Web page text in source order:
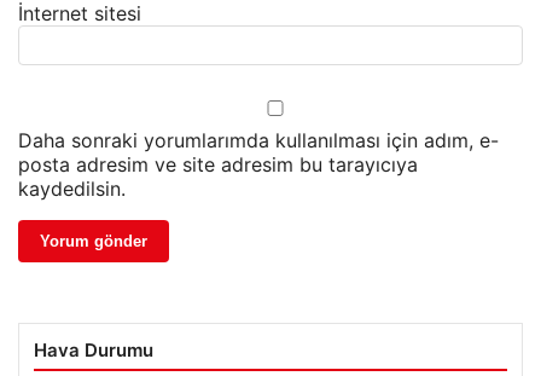
İnternet sitesi
Daha sonraki yorumlarımda kullanılması için adım, e-
posta adresim ve site adresim bu tarayıcıya
kaydedilsin.
Hava Durumu